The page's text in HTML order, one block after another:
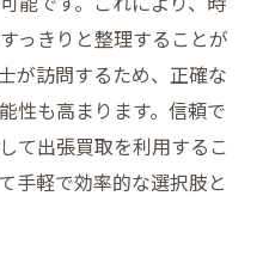
っきりと整理することが
が訪問するため、正確な
性も高まります。信頼で
て出張買取を利用するこ
手軽で効率的な選択肢と